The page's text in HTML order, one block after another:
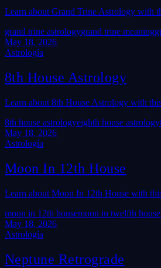
Learn about Grand Trine Astrology with
grand trine astrologygrand trine meaning
May 18, 2026
Astrología
8th House Astrology
Learn about 8th House Astrology with
8th house astrologyeighth house astrology
May 18, 2026
Astrología
Moon In 12th House
Learn about Moon In 12th House with
moon in 12th housemoon in twelfth house
May 18, 2026
Astrología
Neptune Retrograde